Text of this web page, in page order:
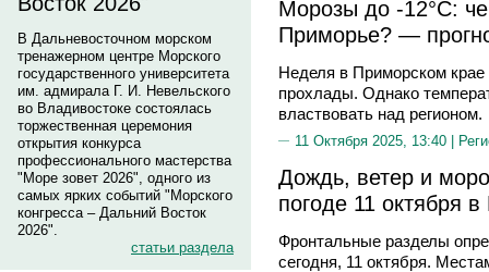
В Дальневосточном морском
тренажерном центре Морского
государственного университета
им. адмирала Г. И. Невельского
во Владивостоке состоялась
торжественная церемония
открытия конкурса
профессионального мастерства
"Море зовет 2026", одного из
самых ярких событий "Морского
конгресса – Дальний Восток
2026".
статьи раздела
Морозы до -12°C:
Приморье? —
Неделя в Приморском крае
прохлады. Однако
властвовать над регионом.
11 Октября 2025, 13:40 |
Дождь, ветер и
погоде 11 октября
Фронтальные разделы
сегодня, 11 октября.